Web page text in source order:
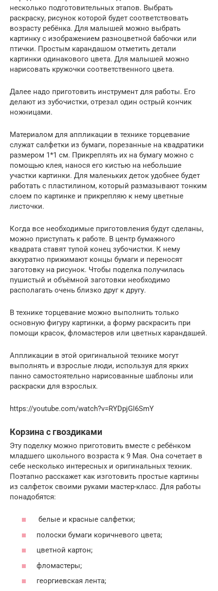
несколько подготовительных этапов. Выбрать
раскраску, рисунок которой будет соответствовать
возрасту ребёнка. Для малышей можно выбрать
картинку с изображением разноцветной бабочки или
птички. Простым карандашом отметить детали
картинки одинакового цвета. Для малышей можно
нарисовать кружочки соответственного цвета.
Далее надо приготовить инструмент для работы. Его
делают из зубочистки, отрезал один острый кончик
ножницами.
Материалом для аппликации в технике торцевание
служат салфетки из бумаги, порезанные на квадратики
размером 1*1 см. Прикреплять их на бумагу можно с
помощью клея, нанося его кистью на небольшие
участки картинки. Для маленьких деток удобнее будет
работать с пластилином, который размазывают тонким
слоем по картинке и прикрепляю к нему цветные
листочки.
Когда все необходимые приготовления будут сделаны,
можно приступать к работе. В центр бумажного
квадрата ставят тупой конец зубочистки. К нему
аккуратно прижимают концы бумаги и переносят
заготовку на рисунок. Чтобы поделка получилась
пушистый и объёмной заготовки необходимо
располагать очень близко друг к другу.
В технике торцевание можно выполнить только
основную фигуру картинки, а форму раскрасить при
помощи красок, фломастеров или цветных карандашей.
Аппликации в этой оригинальной технике могут
выполнять и взрослые люди, используя для ярких
панно самостоятельно нарисованные шаблоны или
раскраски для взрослых.
https://youtube.com/watch?v=RYDpjGI6SmY
Корзина с гвоздиками
Эту поделку можно приготовить вместе с ребёнком
младшего школьного возраста к 9 Мая. Она сочетает в
себе несколько интересных и оригинальных техник.
Поэтапно расскажет как изготовить простые картины
из салфеток своими руками мастер-класс. Для работы
понадобятся:
белые и красные салфетки;
полоски бумаги коричневого цвета;
цветной картон;
фломастеры;
георгиевская лента;